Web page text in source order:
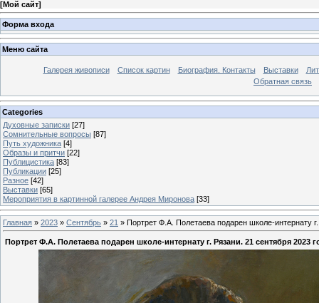
[Мой сайт]
Форма входа
Меню сайта
Галерея живописи Список картин Биография. Контакты Выставки
Обратная связь
Categories
Духовные записки [27]
Сомнительные вопросы [87]
Путь художника [4]
Образы и притчи [22]
Публицистика [83]
Публикации [25]
Разное [42]
Выставки [65]
Мероприятия в картинной галерее Андрея Миронова [33]
Главная » 2023 » Сентябрь » 21 » Портрет Ф.А. Полетаева подарен школе-интернату
Портрет Ф.А. Полетаева подарен школе-интернату г. Рязани. 21 сентября 2023